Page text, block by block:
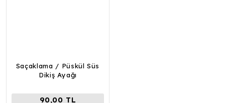
Saçaklama / Püskül Süs
Dikiş Ayağı
90,00 TL